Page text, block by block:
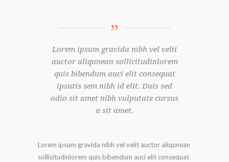
Lorem ipsum gravida nibh vel velit
auctor aliqunean sollicitudinlorem
quis bibendum auci elit consequat
ipsutis sem nibh id elit. Duis sed
odio sit amet nibh vulputate cursus
a sit amet.
Lorem ipsum gravida nibh vel velit auctor aliqunean
sollicitudinlorem quis bibendum auci elit consequat